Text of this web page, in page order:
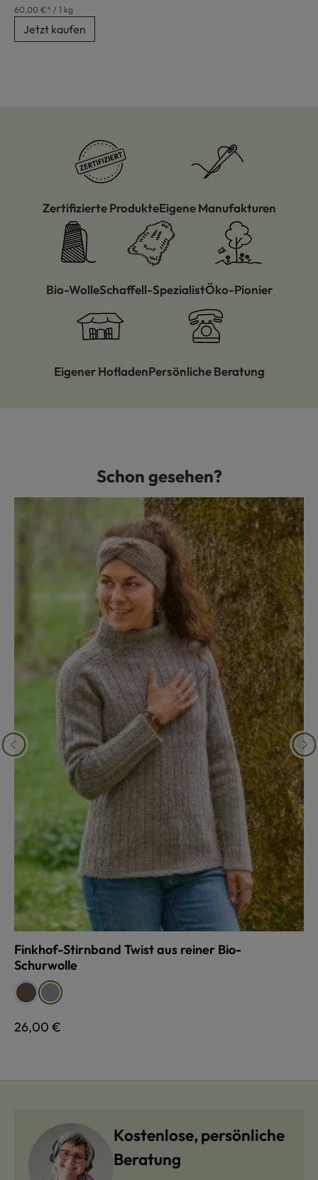
60,00 €* / 1 kg
Jetzt kaufen
Zertifizierte ProdukteEigene Manufakturen
Bio-WolleSchaffell-SpezialistÖko-Pionier
Eigener HofladenPersönliche Beratung
Produktgalerie überspringenSchon gesehen?
Finkhof-Stirnband Twist aus reiner Bio-
Schurwolle
Farbe auswählen
braun grau
Regulärer Preis:
26,00 €
Kostenlose, persönliche
Beratung